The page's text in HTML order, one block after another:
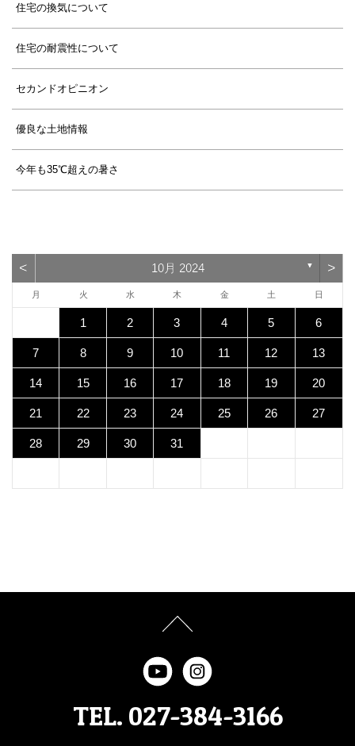
住宅の換気について
住宅の耐震性について
セカンドオピニオン
優良な土地情報
今年も35℃超えの暑さ
< 10月 2024 ▼ >
月 火 水 木 金 土 日
1 2 3 4 5 6
7 8 9 10 11 12 13
14 15 16 17 18 19 20
21 22 23 24 25 26 27
28 29 30 31
TEL. 027-384-3166